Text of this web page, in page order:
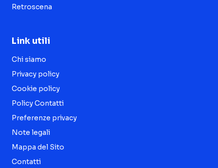
Retroscena
Link utili
Chi siamo
Privacy policy
Cookie policy
Policy Contatti
Preferenze privacy
Note legali
Mappa del Sito
Contatti